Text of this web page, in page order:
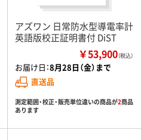
アズワン 日常防水型導電率計
英語版校正証明書付 DiST
￥53,900（税込）
お届け日：8月28日（金）まで
直送品
測定範囲・校正・販売単位違いの商品が2商品
あります